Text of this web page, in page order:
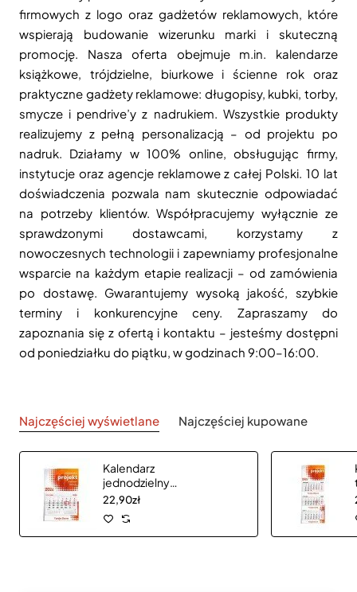
firmowych z logo oraz gadżetów reklamowych, które
wspierają budowanie wizerunku marki i skuteczną
promocję. Nasza oferta obejmuje m.in. kalendarze
książkowe, trójdzielne, biurkowe i ścienne rok oraz
praktyczne gadżety reklamowe: długopisy, kubki, torby,
smycze i pendrive’y z nadrukiem. Wszystkie produkty
realizujemy z pełną personalizacją – od projektu po
nadruk. Działamy w 100% online, obsługując firmy,
instytucje oraz agencje reklamowe z całej Polski. 10 lat
doświadczenia pozwala nam skutecznie odpowiadać
na potrzeby klientów. Współpracujemy wyłącznie ze
sprawdzonymi dostawcami, korzystamy z
nowoczesnych technologii i zapewniamy profesjonalne
wsparcie na każdym etapie realizacji – od zamówienia
po dostawę. Gwarantujemy wysoką jakość, szybkie
terminy i konkurencyjne ceny. Zapraszamy do
zapoznania się z ofertą i kontaktu – jesteśmy dostępni
od poniedziałku do piątku, w godzinach 9:00–16:00.
Najczęściej wyświetlane Najczęściej kupowane
Kalendarz
jednodzielny
CLASSIC płaską
główką
22,90zł